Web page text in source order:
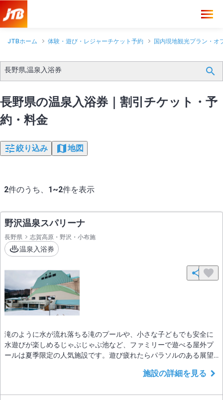
JTBホーム 体験・遊び・レジャーチケット予約 国内現地観光プラン・オ
長野県,温泉入浴券
長野県の温泉入浴券｜割引チケット・予
約・料金
絞り込み 地図
2件のうち、 1~2件を表示
野沢温泉スパリーナ
長野県 志賀高原・野沢・小布施
温泉入浴券
滝のように水が流れ落ちる滝のプールや、小さな子どもでも安全に
水遊びが楽しめるじゃぶじゃぶ池など、ファミリーで遊べる屋外プ
ールは夏季限定の人気施設です。遊び疲れたらパラソルのある展望
施設の詳細を見る